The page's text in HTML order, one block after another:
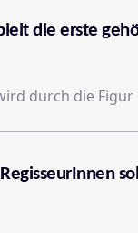
die erste
durch die